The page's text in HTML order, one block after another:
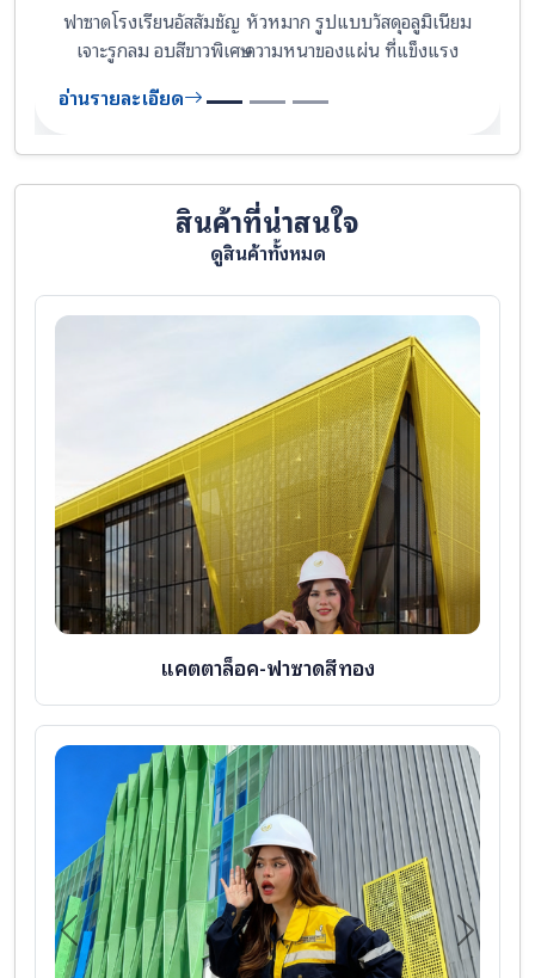
ฟาซาดโรงเรียนอัสสัมชัญ หัวหมาก รูปแบบวัสดุอลูมิเนียม
เจาะรูกลม อบสีขาวพิเศษ ความหนาของแผ่น ที่แข็งแรง
อ่านรายละเอียด
สินค้าที่น่าสนใจ
ดูสินค้าทั้งหมด
แคตตาล็อค-ฟาซาดสีทอง
Previous Next